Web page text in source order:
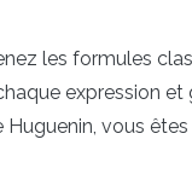
les formules
expression et
Huguenin, vous